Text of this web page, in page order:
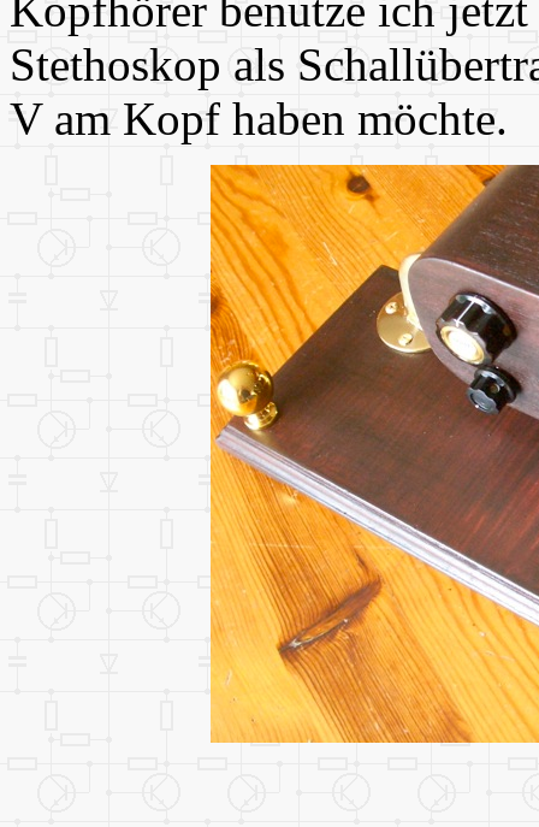
Kopfhörer benutze ich
Stethoskop als
V am Kopf haben möchte.